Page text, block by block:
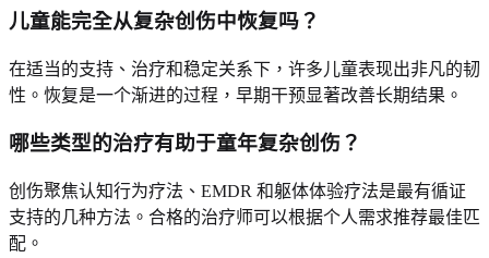
儿童能完全从复杂创伤中恢复吗？
在适当的支持、治疗和稳定关系下，许多儿童表现出非凡的韧
性。恢复是一个渐进的过程，早期干预显著改善长期结果。
哪些类型的治疗有助于童年复杂创伤？
创伤聚焦认知行为疗法、EMDR 和躯体体验疗法是最有循证
支持的几种方法。合格的治疗师可以根据个人需求推荐最佳匹
配。